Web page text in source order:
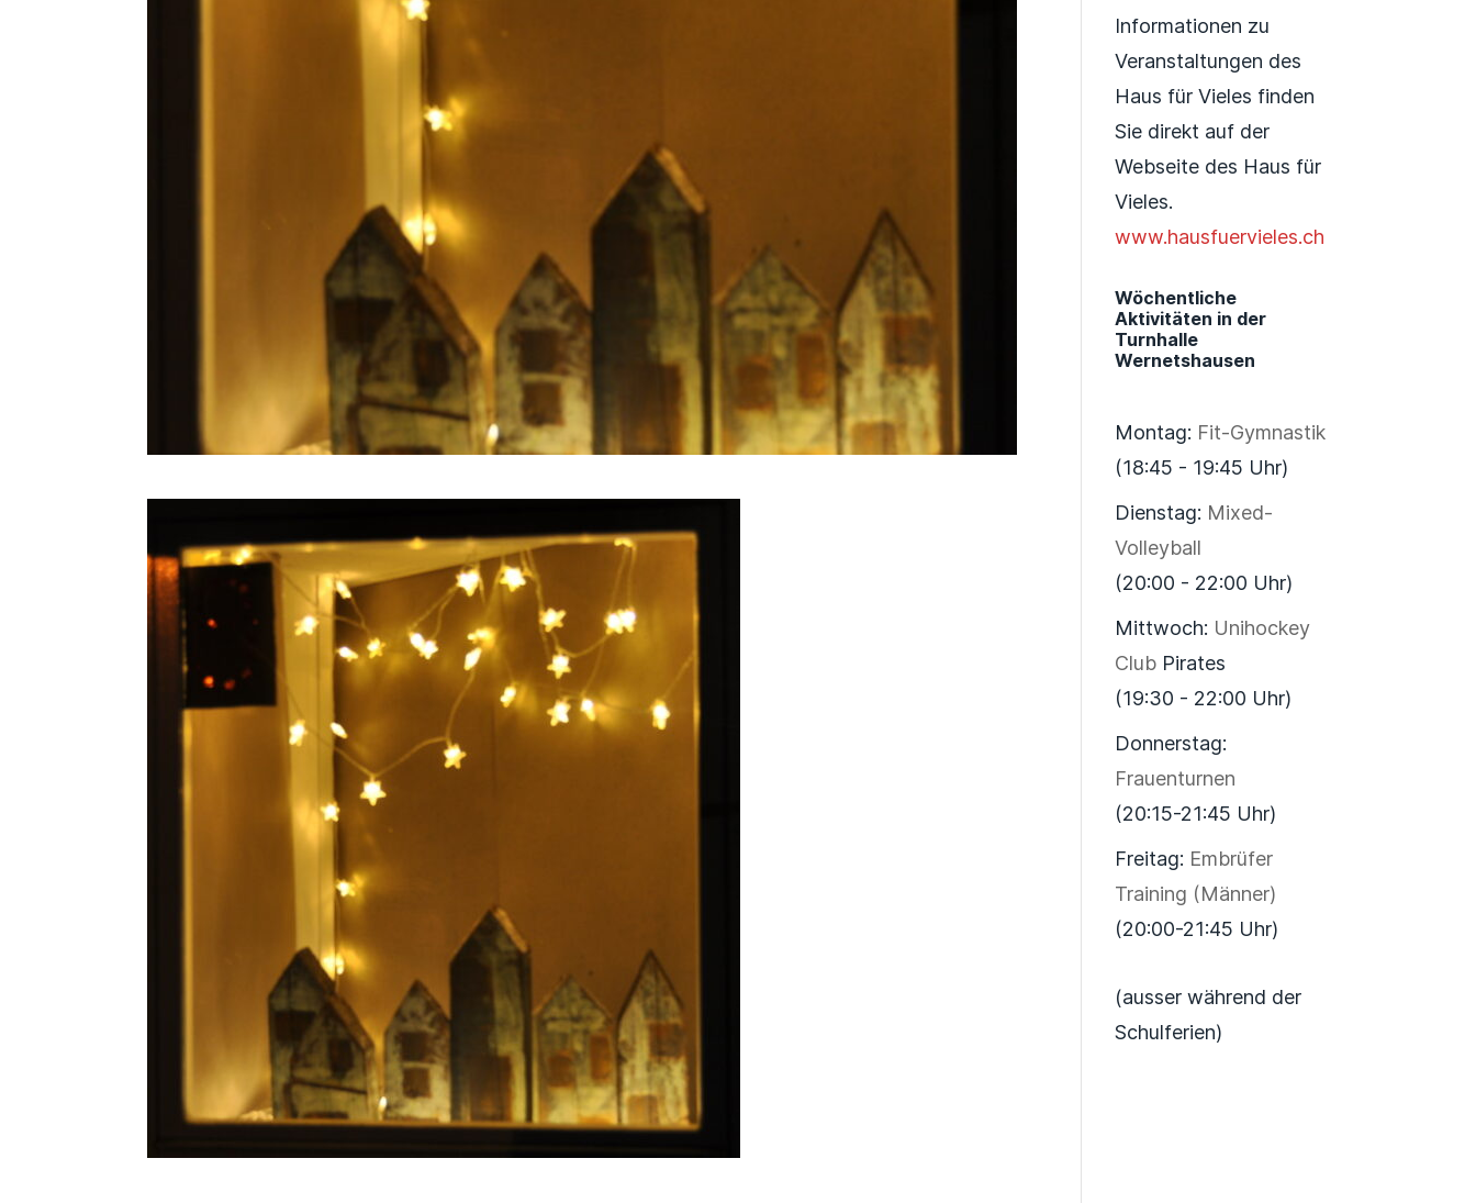
Informationen zu
Veranstaltungen des
Haus für Vieles finden
Sie direkt auf der
Webseite des Haus für
Vieles.
www.hausfuervieles.ch
Wöchentliche
Aktivitäten in der
Turnhalle
Wernetshausen
Montag: Fit-Gymnastik
(18:45 - 19:45 Uhr)
Dienstag: Mixed-
Volleyball
(20:00 - 22:00 Uhr)
Mittwoch: Unihockey
Club Pirates
(19:30 - 22:00 Uhr)
Donnerstag:
Frauenturnen
(20:15-21:45 Uhr)
Freitag: Embrüfer
Training (Männer)
(20:00-21:45 Uhr)
(ausser während der
Schulferien)